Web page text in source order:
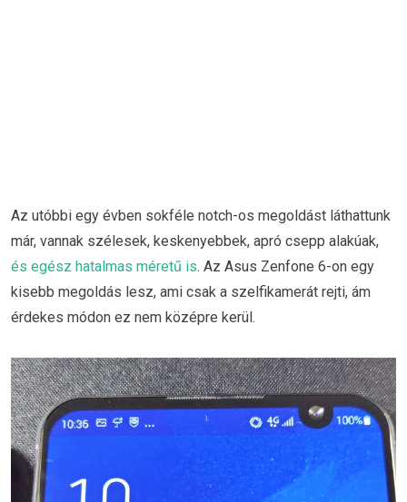
Az utóbbi egy évben sokféle notch-os megoldást láthattunk
már, vannak szélesek, keskenyebbek, apró csepp alakúak,
és egész hatalmas méretű is. Az Asus Zenfone 6-on egy
kisebb megoldás lesz, ami csak a szelfikamerát rejti, ám
érdekes módon ez nem középre kerül.